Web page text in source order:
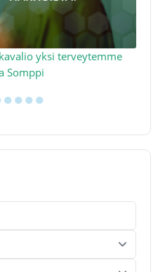
yksi terveytemme
Somppi
●●●●